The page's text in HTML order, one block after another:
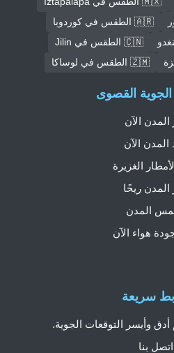
🇦🇷 الطقس في كوردوبا
🇨🇳 الطقس في Jilin
🇿🇲 الطقس في لوساكا
سريعة
وأيسر التوقعات الجوية.
اتصل بنا
الجوية القصوى
المدن الآن
المدن الآن
الغزيرة
المدن ريحًا
المدن
هواء الآن